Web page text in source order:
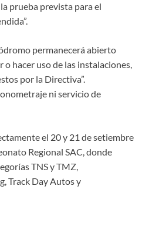
prueba prevista para el
permanecerá abierto
o hacer uso de las instalaciones,
por la Directiva”.
ni servicio de
el 20 y 21 de setiembre
Regional SAC, donde
TNS y TMZ,
Track Day Autos y